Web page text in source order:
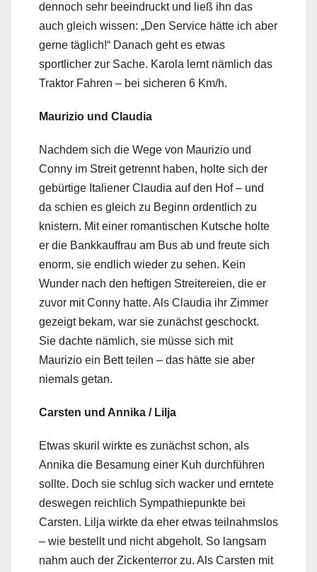
dennoch sehr beeindruckt und ließ ihn das
auch gleich wissen: „Den Service hätte ich aber
gerne täglich!“ Danach geht es etwas
sportlicher zur Sache. Karola lernt nämlich das
Traktor Fahren – bei sicheren 6 Km/h.
Maurizio und Claudia
Nachdem sich die Wege von Maurizio und
Conny im Streit getrennt haben, holte sich der
gebürtige Italiener Claudia auf den Hof – und
da schien es gleich zu Beginn ordentlich zu
knistern. Mit einer romantischen Kutsche holte
er die Bankkauffrau am Bus ab und freute sich
enorm, sie endlich wieder zu sehen. Kein
Wunder nach den heftigen Streitereien, die er
zuvor mit Conny hatte. Als Claudia ihr Zimmer
gezeigt bekam, war sie zunächst geschockt.
Sie dachte nämlich, sie müsse sich mit
Maurizio ein Bett teilen – das hätte sie aber
niemals getan.
Carsten und Annika / Lilja
Etwas skuril wirkte es zunächst schon, als
Annika die Besamung einer Kuh durchführen
sollte. Doch sie schlug sich wacker und erntete
deswegen reichlich Sympathiepunkte bei
Carsten. Lilja wirkte da eher etwas teilnahmslos
– wie bestellt und nicht abgeholt. So langsam
nahm auch der Zickenterror zu. Als Carsten mit